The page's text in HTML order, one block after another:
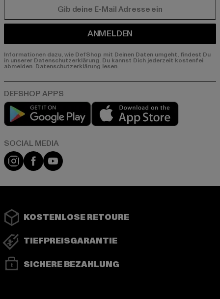
ANMELDEN
Informationen dazu, wie DefShop mit Deinen Daten umgeht, findest Du
in unserer Datenschutzerklärung. Du kannst Dich jederzeit kostenfei
abmelden. Datenschutzerklärung lesen.
Play market
Instagram
FacebookYouTube
KOSTENLOSE RETOURE
TIEFPREISGARANTIE
SICHERE BEZAHLUNG